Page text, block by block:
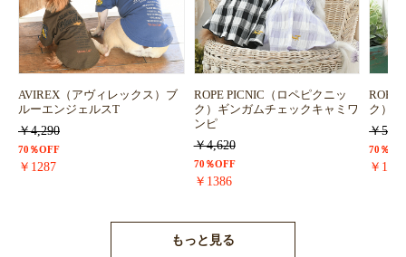
AVIREX（アヴィレックス）ブ
ルーエンジェルスT
￥4,290
70％OFF
￥1287
ROPE PICNIC（ロペピクニッ
ク）ギンガムチェックキャミワ
ンピ
￥4,620
70％OFF
￥1386
ROPE
ク）
￥
70％
￥
もっと見る